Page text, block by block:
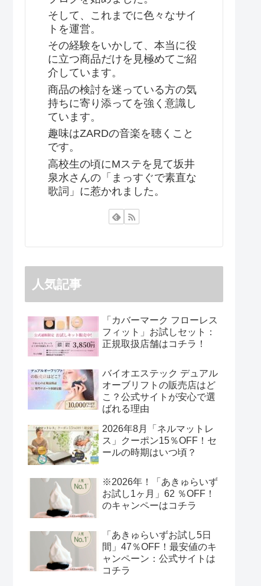
そして、これまでに色々なサイ
トを運営。
その経験をいかして、本当に役
に立つ商品だけを見極めてご紹
介しています。
商品の検討を迷っている方の気
持ちに寄り添ってを強く意識し
ています。
趣味はZARDの音楽を聴くこと
です。
高校生の頃にMステを見て坂井
泉水さんの「まっすぐで素直な
歌詞」に惹かれました。
人気記事
「カバーマーク フローレス
フィット」お試しセット：
正規取扱店舗はコチラ！
バイオエステック デュアル
オーブリフトの販売店はど
こ？公式サイトが安心で選
ばれる理由
2026年8月「ネルマットレ
ス」クーポン15％OFF！セ
ールの時期はいつ頃？
※2026年！「あきゅらいず
お試し1ヶ月」62 ％OFF！
のキャンペーはコチラ
「あきゅらいずお試し5日
間」47％OFF！最安値のキ
ャンペーン：公式サイトは
コチラ